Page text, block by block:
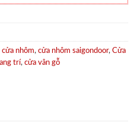
cửa nhôm, cửa nhôm saigondoor, Cửa
trí, cửa vân gỗ